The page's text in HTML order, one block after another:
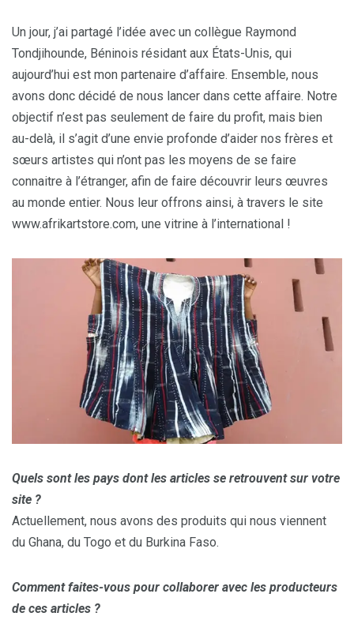
Un jour, j’ai partagé l’idée avec un collègue Raymond
Tondjihounde, Béninois résidant aux États-Unis, qui
aujourd’hui est mon partenaire d’affaire. Ensemble, nous
avons donc décidé de nous lancer dans cette affaire. Notre
objectif n’est pas seulement de faire du profit, mais bien
au-delà, il s’agit d’une envie profonde d’aider nos frères et
sœurs artistes qui n’ont pas les moyens de se faire
connaitre à l’étranger, afin de faire découvrir leurs œuvres
au monde entier. Nous leur offrons ainsi, à travers le site
www.afrikartstore.com, une vitrine à l’international !
Quels sont les pays dont les articles se retrouvent sur votre
site ?
Actuellement, nous avons des produits qui nous viennent
du Ghana, du Togo et du Burkina Faso.
Comment faites-vous pour collaborer avec les producteurs
de ces articles ?